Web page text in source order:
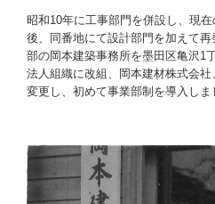
公共・教育
神社・仏閣
その他
大切なこと
昭和10年に工事部門を併設し、現
後、同番地にて設計部門を加えて
部の岡本建築事務所を墨田区亀沢1
法人組織に改組、岡本建材株式会
変更し、初めて事業部制を導入しま